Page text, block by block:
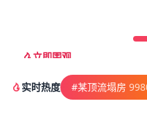
立即围观
立即围观
立即围观
立即围观
立即围观
实时热度 #某顶流塌房